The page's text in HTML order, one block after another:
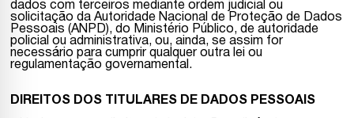
dados com terceiros mediante ordem judicial ou
solicitação da Autoridade Nacional de Proteção de Dados
Pessoais (ANPD), do Ministério Público, de autoridade
policial ou administrativa, ou, ainda, se assim for
necessário para cumprir qualquer outra lei ou
regulamentação governamental.
DIREITOS DOS TITULARES DE DADOS PESSOAIS